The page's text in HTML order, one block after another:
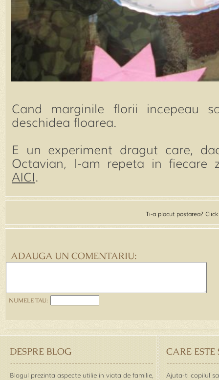
Cand marginile florii incepeau
deschidea floarea.
E un experiment dragut care,
Octavian, l-am repeta in fiecare
AICI.
Ti-a placut postarea?
ADAUGA UN COMENTARIU:
NUMELE TAU:
DESPRE BLOG
Blogul prezinta aspecte utilie in viata de familie,
CARE ESTE
Ajuta-ti copilul